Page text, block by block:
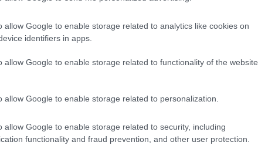
allow Google to enable storage related to analytics like cookies on
identifiers in apps.
allow Google to enable storage related to functionality of the website
allow Google to enable storage related to personalization.
allow Google to enable storage related to security, including
functionality and fraud prevention, and other user protection.
έχει καταγράψει επανειλημμένα ιστορικά
από τη στροφή της γερμανικής κυβέρνησης
πολιτική, με αυξημένες δαπάνες για
στη Γαλλία
κινδύνου
στη Γαλλία παραμένει παράγοντας